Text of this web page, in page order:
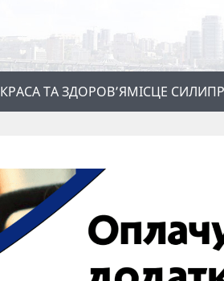
КРАСА ТА ЗДОРОВ’ЯМІСЦЕ СИЛИ